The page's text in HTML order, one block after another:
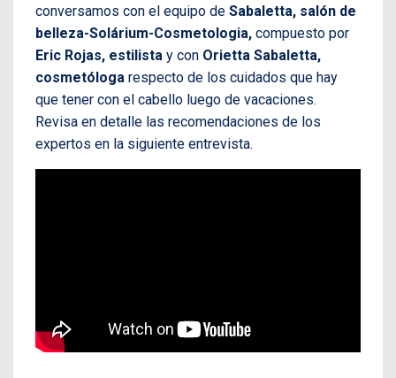
conversamos con el equipo de Sabaletta, salón de
belleza-Solárium-Cosmetologia, compuesto por
Eric Rojas, estilista y con Orietta Sabaletta,
cosmetóloga respecto de los cuidados que hay
que tener con el cabello luego de vacaciones.
Revisa en detalle las recomendaciones de los
expertos en la siguiente entrevista.